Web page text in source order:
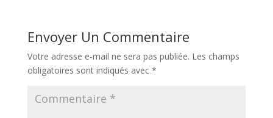
Envoyer Un Commentaire
Votre adresse e-mail ne sera pas publiée. Les champs
obligatoires sont indiqués avec *